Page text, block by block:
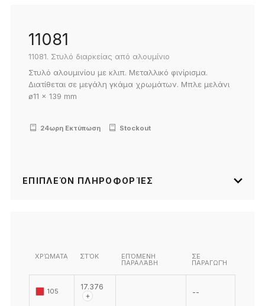
11081
11081. Στυλό διαρκείας από αλουμίνιο
Στυλό αλουμινίου με κλιπ. Μεταλλικό φινίρισμα.
Διατίθεται σε μεγάλη γκάμα χρωμάτων. Μπλε μελάνι
ø11 x 139 mm
24ωρη Εκτύπωση Stockout
ΕΠΙΠΛΕΌΝ ΠΛΗΡΟΦΟΡΊΕΣ
ΧΡΏΜΑΤΑ ΣΤΌΚ ΕΠΌΜΕΝΗ
ΠΑΡΑΛΆΒΗ
ΣΕ
ΠΑΡΑΓΩΓΉ
105
17.376
+
--